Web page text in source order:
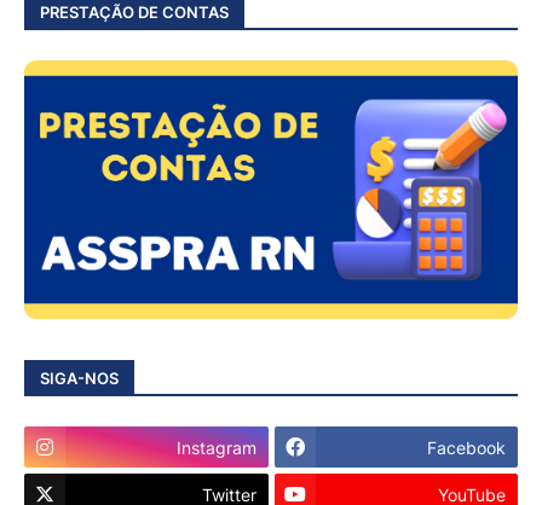
PRESTAÇÃO DE CONTAS
SIGA-NOS
Instagram Facebook
Twitter YouTube